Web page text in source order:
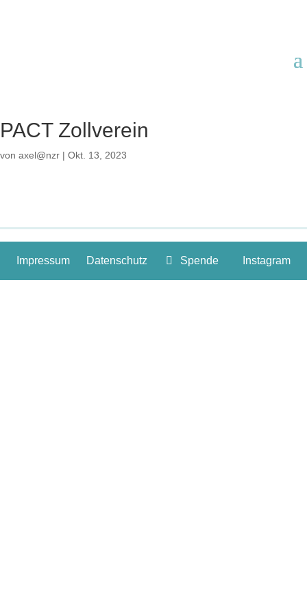
PACT Zollverein
von axel@nzr | Okt. 13, 2023
Impressum Datenschutz Spende Instagram